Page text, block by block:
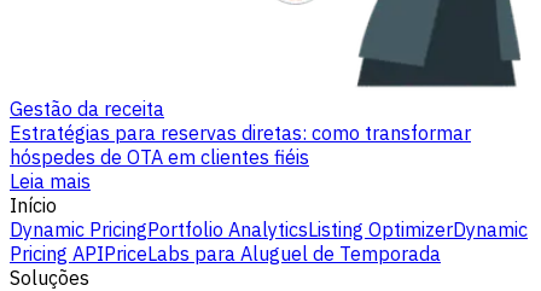
Gestão da receita
Estratégias para reservas diretas: como transformar
hóspedes de OTA em clientes fiéis
Leia mais
Início
Dynamic PricingPortfolio AnalyticsListing OptimizerDynamic
Pricing APIPriceLabs para Aluguel de Temporada
Soluções